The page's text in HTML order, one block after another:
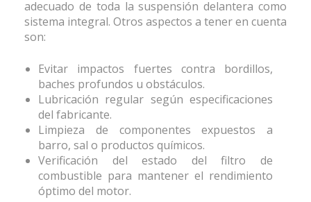
adecuado de toda la suspensión delantera como
sistema integral. Otros aspectos a tener en cuenta
son:
Evitar impactos fuertes contra bordillos,
baches profundos u obstáculos.
Lubricación regular según especificaciones
del fabricante.
Limpieza de componentes expuestos a
barro, sal o productos químicos.
Verificación del estado del filtro de
combustible para mantener el rendimiento
óptimo del motor.